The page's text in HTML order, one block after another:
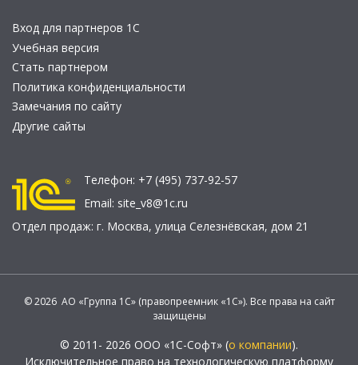
Вход для партнеров 1С
Учебная версия
Стать партнером
Политика конфиденциальности
Замечания по сайту
Другие сайты
Телефон: +7 (495) 737-92-57
Email: site_v8@1c.ru
Отдел продаж: г. Москва, улица Селезнёвская, дом 21
© 2026 АО «Группа 1С» (правопреемник «1С»). Все права на сайт
защищены
© 2011- 2026 ООО «1С-Софт» (о компании).
Исключительное право на технологическую платформу